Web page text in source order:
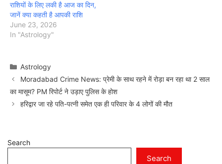
राशियों के लिए लकी है आज का दिन,
जानें क्या कहती है आपकी राशि
June 23, 2026
In "Astrology"
Categories
Astrology
Moradabad Crime News: प्रेमी के साथ रहने में रोड़ा बन रहा था 2 साल
का मासूम? PM रिपोर्ट ने उड़ाए पुलिस के होश
हरिद्वार जा रहे पति-पत्नी समेत एक ही परिवार के 4 लोगों की मौत
Search
Search